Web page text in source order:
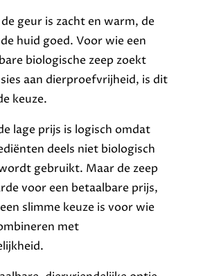
geur is zacht en warm, de
huid goed. Voor wie een
biologische zeep zoekt
aan dierproefvrijheid, is dit
keuze.
lage prijs is logisch omdat
deels niet biologisch
gebruikt. Maar de zeep
voor een betaalbare prijs,
slimme keuze is voor wie
met